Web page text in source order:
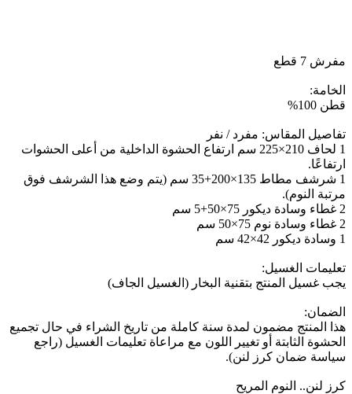
مفرش 7 قطع
الخامة:
قطن 100%
تفاصيل المقاس: مفرد / نفر
1 لحاف 210×225 سم ارتفاع الحشوة الداخلية من أعلى الحشوات
ارتفاعًا.
1 شرشف مطاط 135×200+35 سم (يتم وضع هذا الشرشف فوق
مرتبة النوم).
2 غطاء وسادة ديكور 75×50+5 سم
2 غطاء وسادة نوم 75×50 سم
1 وسادة ديكور 42×42 سم
تعليمات الغسيل:
يجب غسيل المنتج بتقنية البخار (الغسيل الجاف)
الضمان:
هذا المنتج مضمون لمدة سنة كاملة من تاريخ الشراء في حال تجميع
الحشوة الثابتة أو تغيير اللون مع مراعاة تعليمات الغسيل (راجع
سياسة ضمان كرز لنن).
كرز لنن.. النوم المريح